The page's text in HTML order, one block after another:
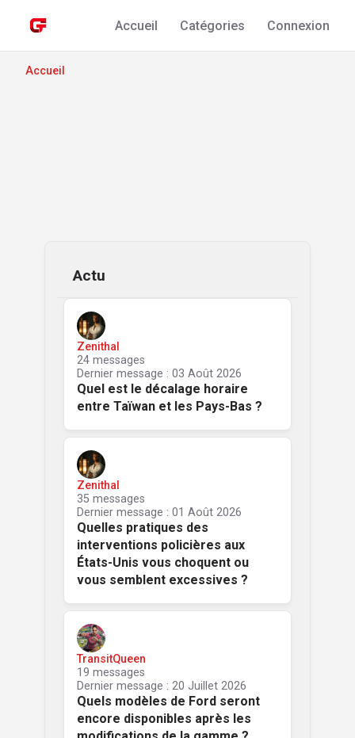
Accueil Catégories Connexion
Accueil
Actu
Quel est le décalage horaire
entre Taïwan et les Pays-Bas ?
Zenithal
24 messages
Dernier message : 03 Août 2026
Quelles pratiques des
interventions policières aux
États-Unis vous choquent ou
vous semblent excessives ?
Zenithal
35 messages
Dernier message : 01 Août 2026
Quels modèles de Ford seront
encore disponibles après les
TransitQueen
19 messages
Dernier message : 20 Juillet 2026